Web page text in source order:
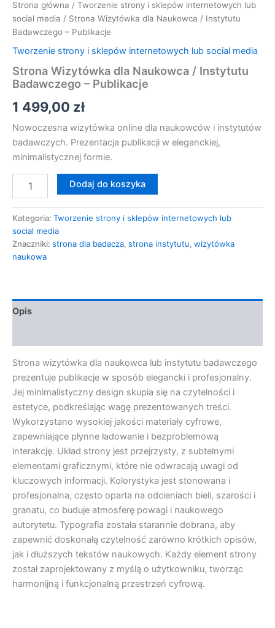
Strona główna / Tworzenie strony i sklepów internetowych lub
social media / Strona Wizytówka dla Naukowca / Instytutu
Badawczego – Publikacje
Tworzenie strony i sklepów internetowych lub social media
Strona Wizytówka dla Naukowca / Instytutu
Badawczego – Publikacje
1 499,00 zł
Nowoczesna wizytówka online dla naukowców i instytutów
badawczych. Prezentacja publikacji w eleganckiej,
minimalistycznej formie.
Dodaj do koszyka
Kategoria: Tworzenie strony i sklepów internetowych lub
social media
Znaczniki: strona dla badacza, strona instytutu, wizytówka
naukowa
Opis
Strona wizytówka dla naukowca lub instytutu badawczego
prezentuje publikacje w sposób elegancki i profesjonalny.
Jej minimalistyczny design skupia się na czytelności i
estetyce, podkreślając wagę prezentowanych treści.
Wykorzystano wysokiej jakości materiały cyfrowe,
zapewniające płynne ładowanie i bezproblemową
interakcję. Układ strony jest przejrzysty, z subtelnymi
elementami graficznymi, które nie odwracają uwagi od
kluczowych informacji. Kolorystyka jest stonowana i
profesjonalna, często oparta na odcieniach bieli, szarości i
granatu, co buduje atmosferę powagi i naukowego
autorytetu. Typografia została starannie dobrana, aby
zapewnić doskonałą czytelność zarówno krótkich opisów,
jak i dłuższych tekstów naukowych. Każdy element strony
został zaprojektowany z myślą o użytkowniku, tworząc
harmonijną i funkcjonalną przestrzeń cyfrową.